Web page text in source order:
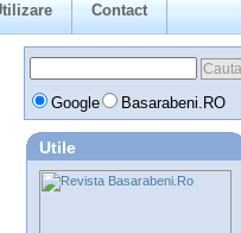
Contact
Google Basarabeni.RO
Utile